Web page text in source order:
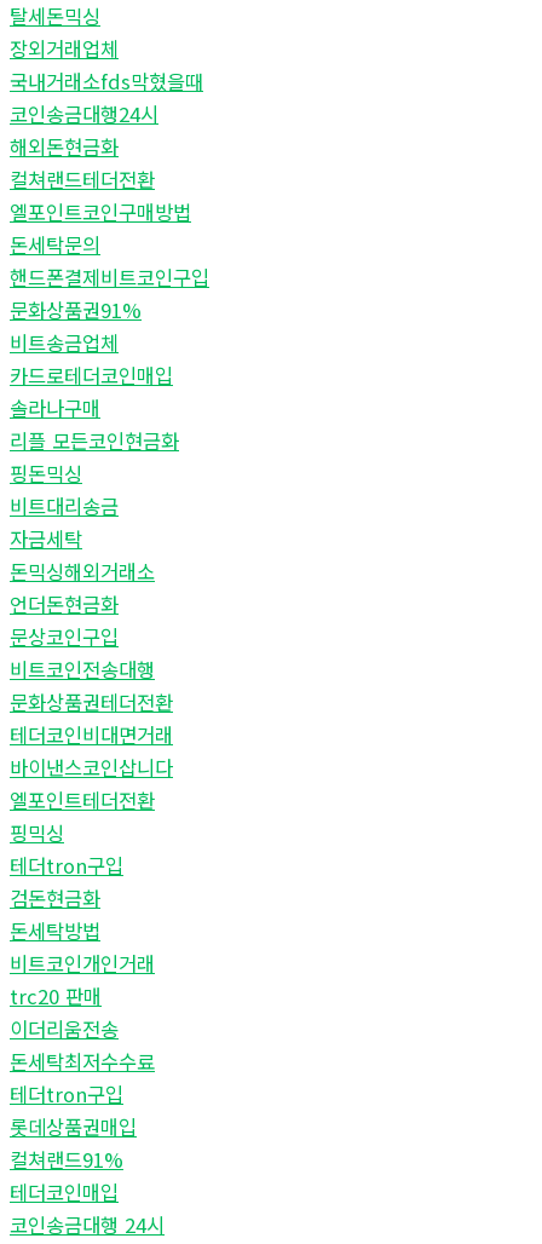
탈세돈믹싱
장외거래업체
국내거래소fds막혔을때
코인송금대행24시
해외돈현금화
컬쳐랜드테더전환
엘포인트코인구매방법
돈세탁문의
핸드폰결제비트코인구입
문화상품권91%
비트송금업체
카드로테더코인매입
솔라나구매
리플 모든코인현금화
핑돈믹싱
비트대리송금
자금세탁
돈믹싱해외거래소
언더돈현금화
문상코인구입
비트코인전송대행
문화상품권테더전환
테더코인비대면거래
바이낸스코인삽니다
엘포인트테더전환
핑믹싱
테더tron구입
검돈현금화
돈세탁방법
비트코인개인거래
trc20 판매
이더리움전송
돈세탁최저수수료
테더tron구입
롯데상품권매입
컬쳐랜드91%
테더코인매입
코인송금대행 24시